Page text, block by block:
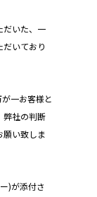
だいた、一
いており
一お客様と
弊社の判断
願い致しま
)が添付さ